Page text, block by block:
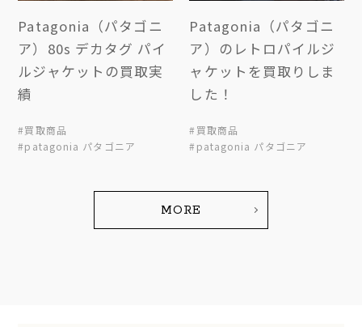
Patagonia（パタゴニ
ア）80s デカタグ パイ
ルジャケットの買取実
績
#買取商品
#patagonia パタゴニア
Patagonia（パタゴニ
ア）のレトロパイルジ
ャケットを買取りしま
した！
#買取商品
#patagonia パタゴニア
MORE